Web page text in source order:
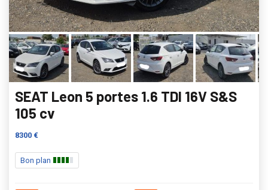
SEAT Leon 5 portes 1.6 TDI 16V S&S
105 cv
8300 €
Bon plan